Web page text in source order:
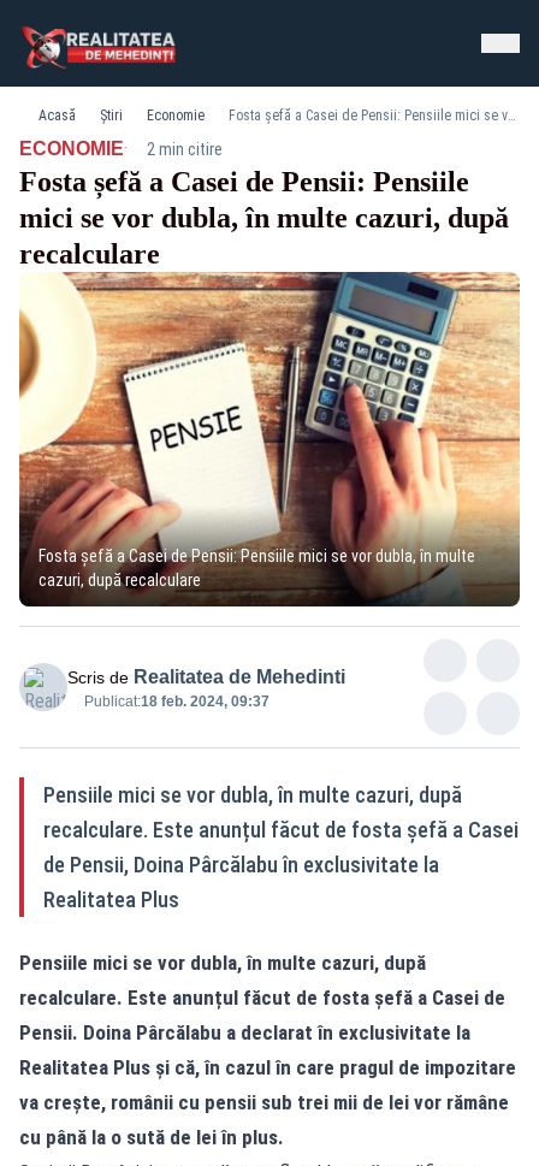
Acasă Știri Economie Fosta șefă a Casei de Pensii: Pensiile mici se vor dubla, în multe cazuri, după recalculare
ECONOMIE· 2 min citire
Fosta șefă a Casei de Pensii: Pensiile
mici se vor dubla, în multe cazuri, după
recalculare
Fosta șefă a Casei de Pensii: Pensiile mici se vor dubla, în multe
cazuri, după recalculare
Scris de Realitatea de Mehedinti
Publicat:18 feb. 2024, 09:37
Pensiile mici se vor dubla, în multe cazuri, după
recalculare. Este anunțul făcut de fosta șefă a Casei
de Pensii, Doina Pârcălabu în exclusivitate la
Realitatea Plus
Pensiile mici se vor dubla, în multe cazuri, după
recalculare. Este anunțul făcut de fosta șefă a Casei de
Pensii. Doina Pârcălabu a declarat în exclusivitate la
Realitatea Plus și că, în cazul în care pragul de impozitare
va crește, românii cu pensii sub trei mii de lei vor rămâne
cu până la o sută de lei în plus.